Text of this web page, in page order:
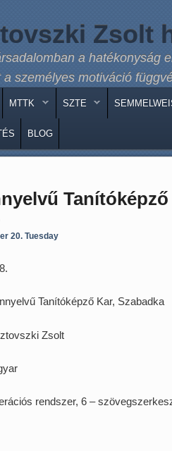
Zsolt
a hatékonyság
személyes motiváció
CONTENT
MTTK SZTE
BLOG
20. Tuesday
Tanítóképző Kar, Szabadka
Zsolt
rendszer, 6 –